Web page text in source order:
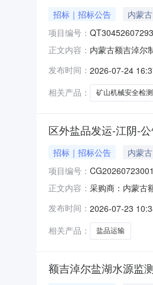
招标｜招标公告 内蒙
项目编号：
正文内容： 内蒙古额吉淖尔
协助采购人通过
目服务工作全部
发布时间： 2026-07-24
相关产品：
矿山机械安全检测
区外盐品发运-江阴-
招标｜招标公告 内蒙
项目编号：
正文内容： 采购商：内蒙古
报价电子签章使
发布时间： 2026-07-23
相关产品：
盐品运输
额吉淖尔盐湖水源监